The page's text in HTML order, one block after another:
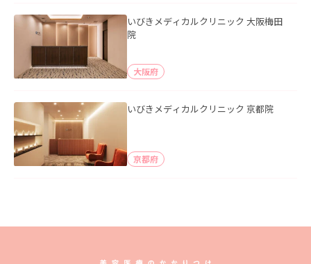
いびきメディカルクリニック 大阪梅田
院
大阪府
いびきメディカルクリニック 京都院
京都府